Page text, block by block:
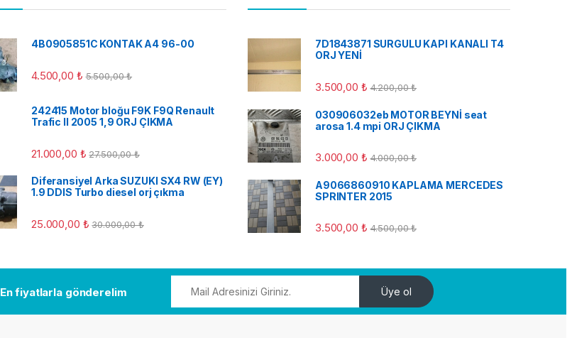
4B0905851C KONTAK A4 96-00
4.500,00 ₺ 5.500,00₺
242415 Motor bloğu F9K F9Q Renault
Trafic II 2005 1,9 ORJ ÇIKMA
21.000,00 ₺ 27.500,00₺
Diferansiyel Arka SUZUKI SX4 RW (EY)
1.9 DDIS Turbo diesel orj çıkma
25.000,00 ₺ 30.000,00₺
7D1843871 SURGULU KAPI KANALI T4
ORJ YENİ
3.500,00 ₺ 4.200,00₺
030906032eb MOTOR BEYNİ seat
arosa 1.4 mpi ORJ ÇIKMA
3.000,00 ₺ 4.000,00₺
A9066860910 KAPLAMA MERCEDES
SPRINTER 2015
3.500,00 ₺ 4.500,00₺
En fiyatlarla gönderelim Üye ol